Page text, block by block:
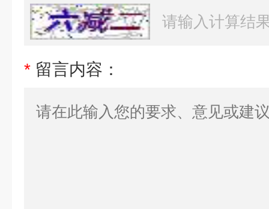
* 留言内容：